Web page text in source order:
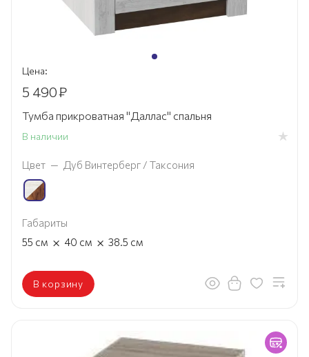
Цена:
5 490₽
Тумба прикроватная "Даллас" спальня
В наличии
Цвет — Дуб Винтерберг / Таксония
Габариты
55 см × 40 см × 38.5 см
В корзину